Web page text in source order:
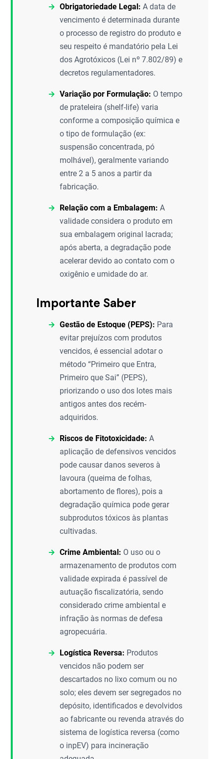
Obrigatoriedade Legal: A data de
vencimento é determinada durante
o processo de registro do produto e
seu respeito é mandatório pela Lei
dos Agrotóxicos (Lei nº 7.802/89) e
decretos regulamentadores.
Variação por Formulação: O tempo
de prateleira (shelf-life) varia
conforme a composição química e
o tipo de formulação (ex:
suspensão concentrada, pó
molhável), geralmente variando
entre 2 a 5 anos a partir da
fabricação.
Relação com a Embalagem: A
validade considera o produto em
sua embalagem original lacrada;
após aberta, a degradação pode
acelerar devido ao contato com o
oxigênio e umidade do ar.
Importante Saber
Gestão de Estoque (PEPS): Para
evitar prejuízos com produtos
vencidos, é essencial adotar o
método “Primeiro que Entra,
Primeiro que Sai” (PEPS),
priorizando o uso dos lotes mais
antigos antes dos recém-
adquiridos.
Riscos de Fitotoxicidade: A
aplicação de defensivos vencidos
pode causar danos severos à
lavoura (queima de folhas,
abortamento de flores), pois a
degradação química pode gerar
subprodutos tóxicos às plantas
cultivadas.
Crime Ambiental: O uso ou o
armazenamento de produtos com
validade expirada é passível de
autuação fiscalizatória, sendo
considerado crime ambiental e
infração às normas de defesa
agropecuária.
Logística Reversa: Produtos
vencidos não podem ser
descartados no lixo comum ou no
solo; eles devem ser segregados no
depósito, identificados e devolvidos
ao fabricante ou revenda através do
sistema de logística reversa (como
o inpEV) para incineração